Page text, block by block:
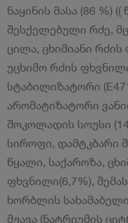
ნაყინის მასა (86 %)
შესქელებული რძე,
ცილა, ცხიმიანი
უცხიმო რძის
სტაბილიზატორი
არომატიზატორი
შოკოლადის სოუსი
სიროფი, დამტკბარი
წყალი, საქაროზა,
ფხვნილი(6,7%),
ხორბლის სახამაბელი
მჟავა (ნატრიუმის